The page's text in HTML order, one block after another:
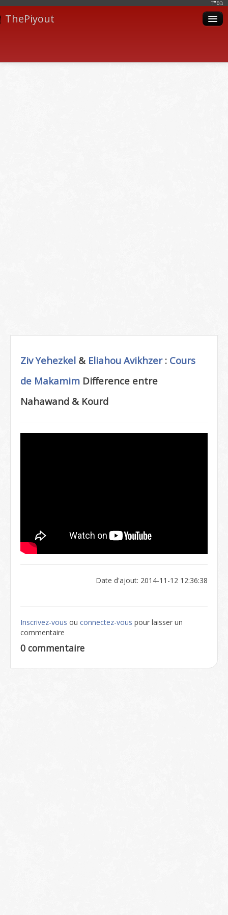
בּס"ד
ThePiyout
Ziv Yehezkel & Eliahou Avikhzer: Cours
de Makamim Difference entre
Nahawand & Kourd
Date d'ajout: 2014-11-12 12:36:38
Inscrivez-vous ou connectez-vous pour laisser un
commentaire
0 commentaire